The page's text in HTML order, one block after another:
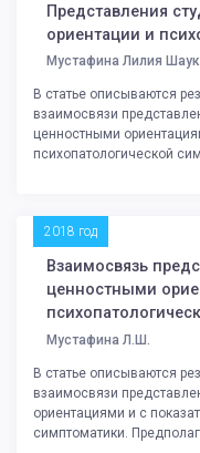
Представления
ориентации и
Мустафина Лилия
В статье описываются
взаимосвязи
ценностными
психопатологической
2018 год
Взаимосвязь
ценностными
Мустафина Л.Ш.
В статье описываются
взаимосвязи
ориентациями и с
симптоматики.